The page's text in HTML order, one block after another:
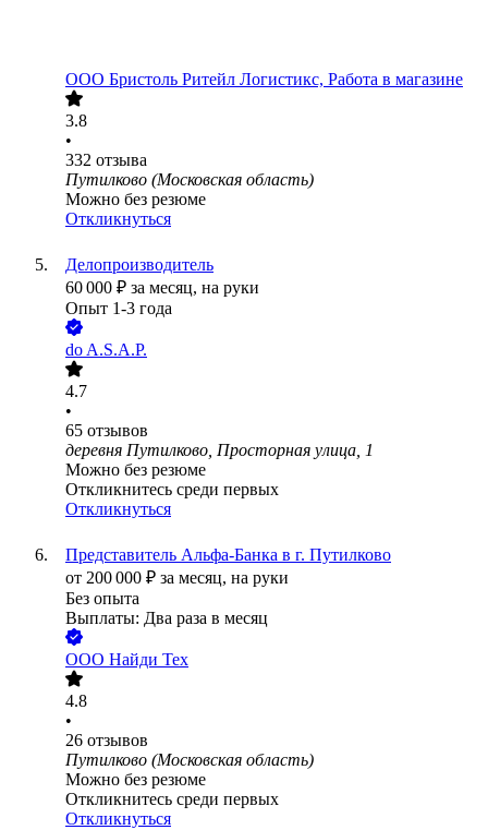
ООО Бристоль Ритейл Логистикс, Работа в магазине
3.8
•
332 отзыва
Путилково (Московская область)
Можно без резюме
Откликнуться
Делопроизводитель
60 000 ₽ за месяц, на руки
Опыт 1-3 года
do A.S.A.P.
4.7
•
65 отзывов
деревня Путилково, Просторная улица, 1
Можно без резюме
Откликнитесь среди первых
Откликнуться
Представитель Альфа-Банка в г. Путилково
от 200 000 ₽ за месяц, на руки
Без опыта
Выплаты: Два раза в месяц
ООО Найди Тех
4.8
•
26 отзывов
Путилково (Московская область)
Можно без резюме
Откликнитесь среди первых
Откликнуться